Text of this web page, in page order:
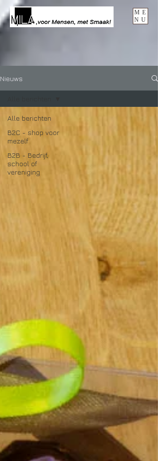
ME
NU
Nieuws
Alle berichten
B2C - shop voor
mezelf
B2B - Bedrijf,
school of
vereniging